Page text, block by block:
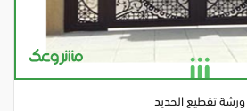
ورشة تقطيع الحديد